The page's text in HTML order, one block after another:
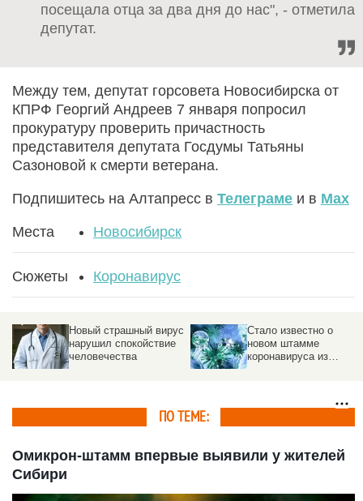
посещала отца за два дня до нас", - отметила
депутат.
Между тем, депутат горсовета Новосибирска от
КПРФ Георгий Андреев 7 января попросил
прокуратуру проверить причастность
представителя депутата Госдумы Татьяны
Сазоновой к смерти ветерана.
Подпишитесь на Алтапресс в Телеграме и в Max
Места Новосибирск
Сюжеты Коронавирус
Новый страшный вирус
нарушил спокойствие
человечества
Стало известно о
новом штамме
коронавируса из
ПО ТЕМЕ:
Омикрон-штамм впервые выявили у жителей
Сибири